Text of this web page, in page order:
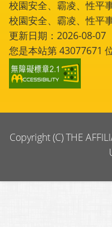
校園安全、霸凌、性平
校園安全、霸凌、性平
更新日期：2026-08-07
您是本站第43077671
Copyright (C) THE